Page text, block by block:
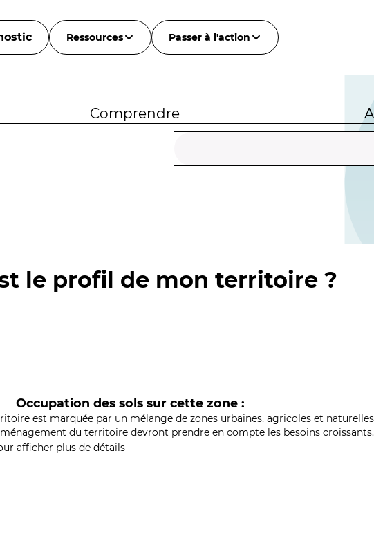
Ressources Passer à l'action
Comprendre
le profil de mon territoire ?
Occupation des sols sur cette zone :
est marquée par un mélange de zones urbaines, agricoles et
du territoire devront prendre en compte les besoins croissants.
afficher plus de détails